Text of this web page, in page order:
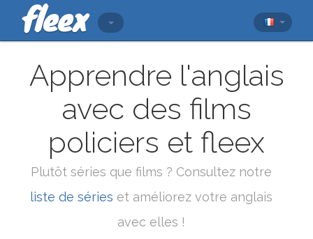
Apprendre l'anglais
avec des films
policiers et fleex
Plutôt séries que films ? Consultez notre
liste de séries et améliorez votre anglais
avec elles !